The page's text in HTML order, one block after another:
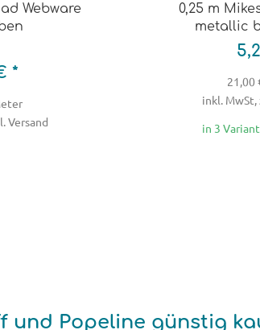
Webware
*
Versand
0,25 m
metallic
21,00
inkl. MwSt,
in 3
und Popeline günstig